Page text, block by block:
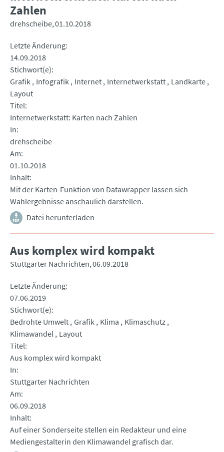
Zahlen
drehscheibe 01.10.2018
Letzte Änderung
14.09.2018
Stichwort(e)
Grafik Infografik Internet Internetwerkstatt Landkarte
Layout
Titel
Internetwerkstatt: Karten nach Zahlen
In
drehscheibe
Am
01.10.2018
Inhalt
Mit der Karten-Funktion von Datawrapper lassen sich
Wahlergebnisse anschaulich darstellen.
Datei herunterladen
Aus komplex wird kompakt
Stuttgarter Nachrichten 06.09.2018
Letzte Änderung
07.06.2019
Stichwort(e)
Bedrohte Umwelt Grafik Klima
Klimaschutz
Klimawandel Layout
Titel
Aus komplex wird kompakt
In
Stuttgarter Nachrichten
Am
06.09.2018
Inhalt
Auf einer Sonderseite stellen ein Redakteur und eine
Mediengestalterin den Klimawandel grafisch dar.